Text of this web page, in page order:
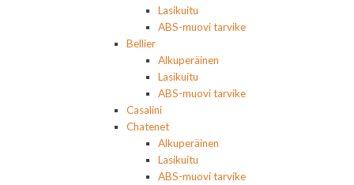
Lasikuitu
ABS-muovi tarvike
Bellier
Alkuperäinen
Lasikuitu
ABS-muovi tarvike
Casalini
Chatenet
Alkuperäinen
Lasikuitu
ABS-muovi tarvike